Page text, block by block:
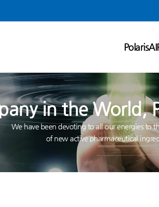
in the World,
We have been devoting to all our energies to
of new active pharmaceutical